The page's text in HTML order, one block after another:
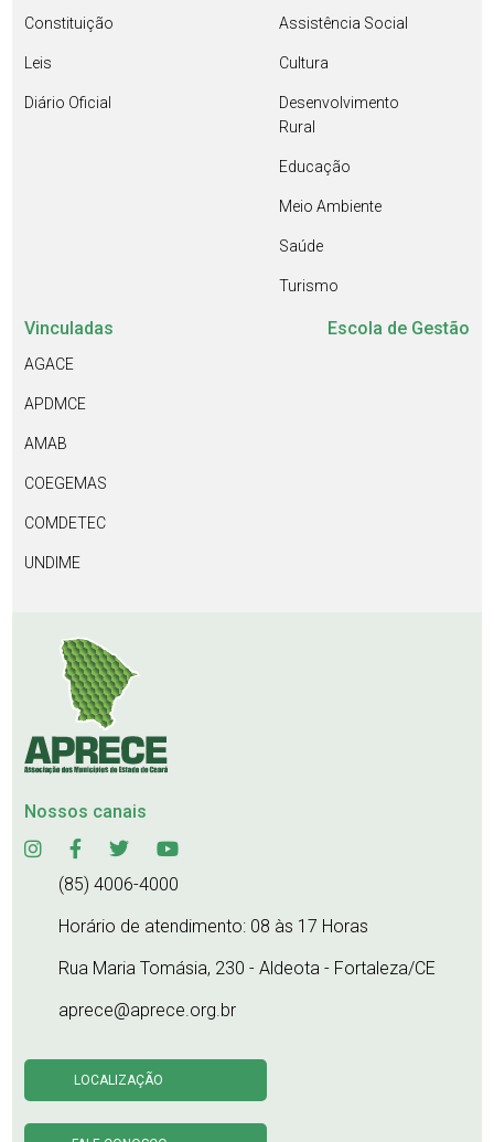
Constituição
Leis
Diário Oficial
Assistência Social
Cultura
Desenvolvimento
Rural
Educação
Meio Ambiente
Saúde
Turismo
Vinculadas
AGACE
APDMCE
AMAB
COEGEMAS
COMDETEC
UNDIME
Escola de Gestão
Nossos canais
(85) 4006-4000
Horário de atendimento: 08 às 17 Horas
Rua Maria Tomásia, 230 - Aldeota - Fortaleza/CE
aprece@aprece.org.br
LOCALIZAÇÃO